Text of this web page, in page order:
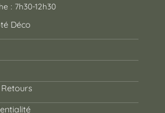
: 7h30-12h30
Déco